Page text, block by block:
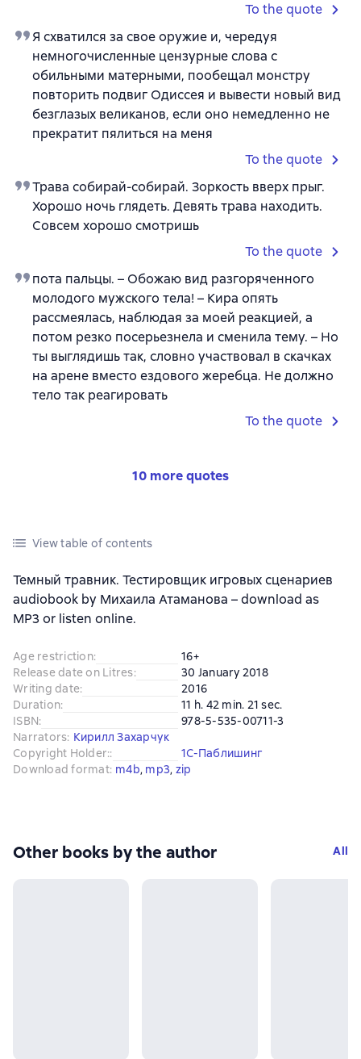
To the quote
Я схватился за свое оружие и, чередуя
немногочисленные цензурные слова с
обильными матерными, пообещал монстру
повторить подвиг Одиссея и вывести новый вид
безглазых великанов, если оно немедленно не
прекратит пялиться на меня
To the quote
Трава собирай-собирай. Зоркость вверх прыг.
Хорошо ночь глядеть. Девять трава находить.
Совсем хорошо смотришь
To the quote
пота пальцы. – Обожаю вид разгоряченного
молодого мужского тела! – Кира опять
рассмеялась, наблюдая за моей реакцией, а
потом резко посерьезнела и сменила тему. – Но
ты выглядишь так, словно участвовал в скачках
на арене вместо ездового жеребца. Не должно
тело так реагировать
To the quote
10 more quotes
View table of contents
Темный травник. Тестировщик игровых сценариев
audiobook by Михаила Атаманова – download as
MP3 or listen online.
Age restriction:
16+
Release date on Litres:
30 January 2018
Writing date:
2016
Duration:
11 h. 42 min. 21 sec.
ISBN:
978-5-535-00711-3
Narrators: Кирилл Захарчук
Copyright Holder::
1С-Паблишинг
Download format: m4b, mp3, zip
Other books by the author All